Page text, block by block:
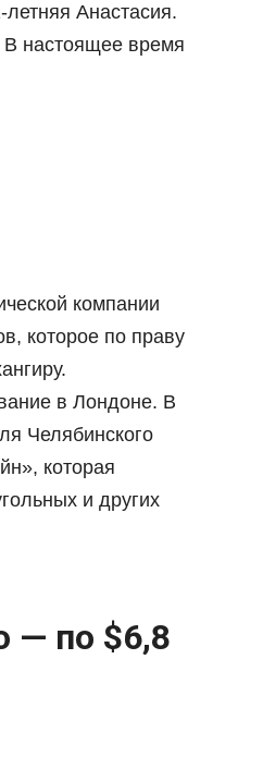
Анастасия.
настоящее время
компании
которое по праву
в Лондоне. В
Челябинского
которая
и других
— по $6,8